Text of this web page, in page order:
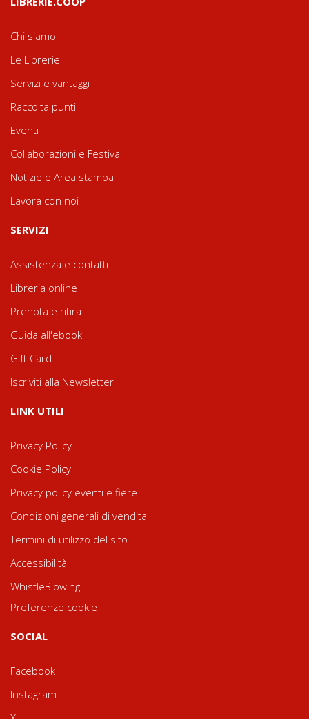
Chi siamo
Le Librerie
Servizi e vantaggi
Raccolta punti
Eventi
Collaborazioni e Festival
Notizie e Area stampa
Lavora con noi
SERVIZI
Assistenza e contatti
Libreria online
Prenota e ritira
Guida all'ebook
Gift Card
Iscriviti alla Newsletter
LINK UTILI
Privacy Policy
Cookie Policy
Privacy policy eventi e fiere
Condizioni generali di vendita
Termini di utilizzo del sito
Accessibilità
WhistleBlowing
Preferenze cookie
SOCIAL
Facebook
Instagram